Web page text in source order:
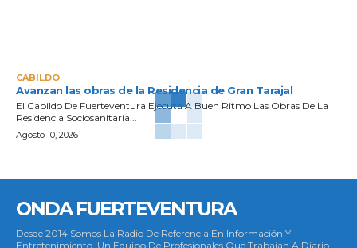
CABILDO
Avanzan las obras de la Residencia de Gran Tarajal
El Cabildo De Fuerteventura Ejecuta A Buen Ritmo Las Obras De La
Residencia Sociosanitaria...
Agosto 10, 2026
ONDA FUERTEVENTURA
Desde 2014 Somos La Radio De Referencia En Información Y
Entretenimiento. Un Equipo De Profesionales Que Trabajan A Diario